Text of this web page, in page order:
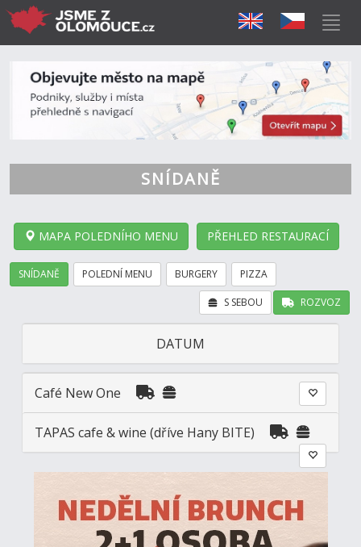
SNÍDANĚ
MAPA POLEDNÍHO MENU PŘEHLED RESTAURACÍ
SNÍDANĚ POLEDNÍ MENU BURGERY PIZZA
ROZVOZ
S SEBOU
DATUM
Café New One
TAPAS cafe & wine (dříve Hany BITE)